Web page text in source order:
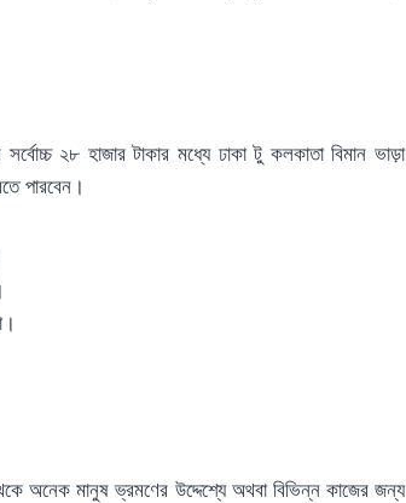
২৮ হাজার টাকার মধ্যে ঢাকা টু কলকাতা বিমান ভাড়া
পারবেন।
অনেক মানুষ ভ্রমণের উদ্দেশ্যে অথবা বিভিন্ন কাজের জন্য